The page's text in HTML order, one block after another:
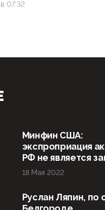
07:32
Минфин США:
экспроприация
РФ не является
18 Мая 2022
Руслан Ляпин, по